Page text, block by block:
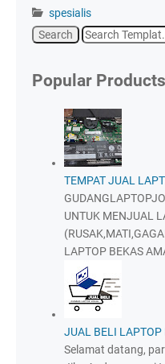
spesialis
Popular Products
TEMPAT JUAL
UNTUK MENJUAL
LAPTOP BEKAS
JUAL BELI LAPTOP
Selamat datang,